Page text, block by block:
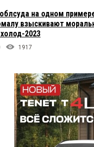
на одном
взыскивают
2023
1917